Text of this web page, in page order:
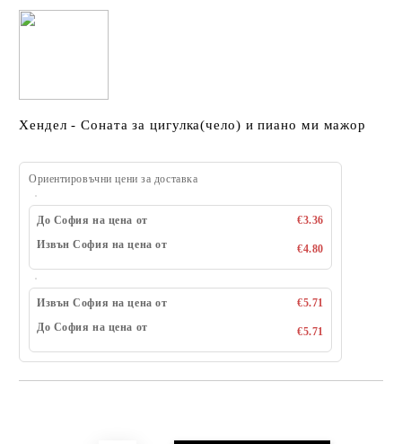
Хендел - Соната за цигулка(чело) и пиано ми мажор
Ориентировъчни цени за доставка
До София на цена от
€3.36
Извън София на цена от
€4.80
Извън София на цена от
€5.71
До София на цена от
€5.71